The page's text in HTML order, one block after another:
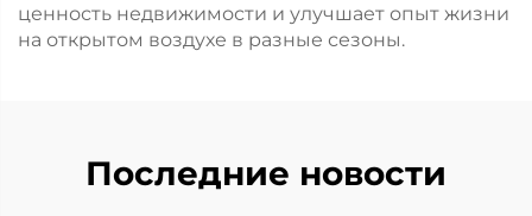
ценность недвижимости и улучшает опыт жизни
на открытом воздухе в разные сезоны.
Последние новости